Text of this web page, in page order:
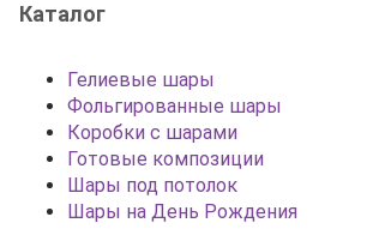
Каталог
Гелиевые шары
Фольгированные шары
Коробки с шарами
Готовые композиции
Шары под потолок
Шары на День Рождения